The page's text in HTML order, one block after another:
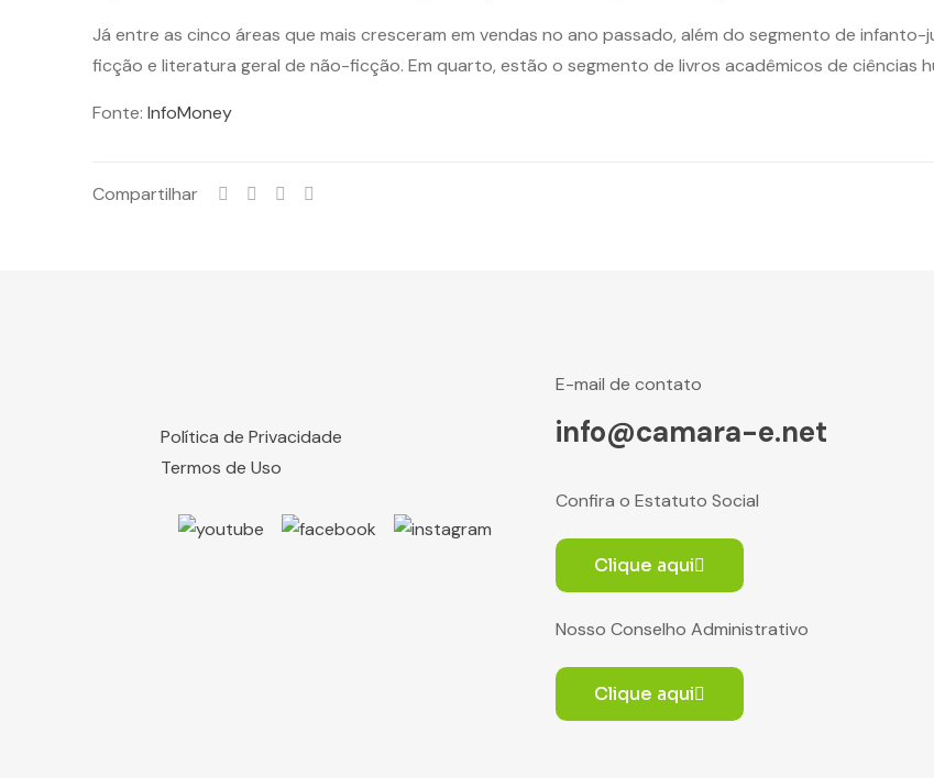
Já entre as cinco áreas que mais cresceram em vendas no ano passado, além do segmento de
ficção e literatura geral de não-ficção. Em quarto, estão o segmento de livros acadêmicos de ciências
Fonte: InfoMoney
Compartilhar
Política de Privacidade
Termos de Uso
E-mail de contato
info@camara-e.net
Confira o Estatuto Social
Clique aqui
Nosso Conselho Administrativo
Clique aqui